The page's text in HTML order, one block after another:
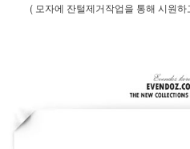
( 모자에 잔털제거작업을 통해 시원